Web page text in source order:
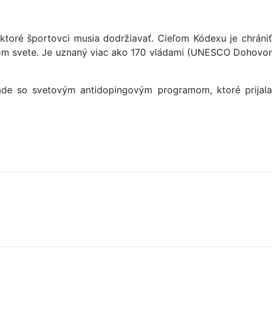
športovci musia dodržiavať. Cieľom Kódexu je chrániť
Je uznaný viac ako 170 vládami (UNESCO Dohovor
so svetovým antidopingovým programom, ktoré prijala